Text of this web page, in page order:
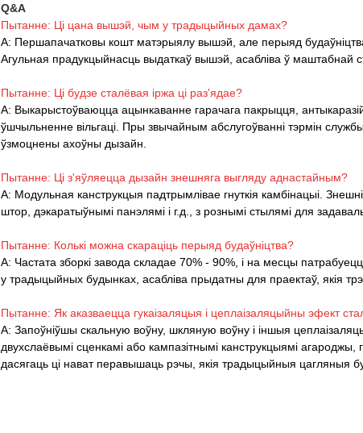
Q&A
Пытанне: Ці цана вышэй, чым у традыцыйных дамах?
A: Першапачатковы кошт матэрыялу вышэй, але перыяд
Агульная прадукцыйнасць выдаткаў вышэй, асабліва ў маштабнай
Пытанне: Ці будзе сталёвая іржа ці раз'ядае?
A: Выкарыстоўваюцца ацынкаванне гарачага пакрыцця,
ўшчыльненне вільгаці. Пры звычайным абслугоўванні тэрмін
ўзмоцнены ахоўны дызайн.
Пытанне: Ці з'яўляецца дызайн знешняга выгляду аднастайным?
A: Модульная канструкцыя падтрымлівае гнуткія камбінацыі.
штор, дэкаратыўнымі панэлямі і г.д., з рознымі стылямі для
Пытанне: Колькі можна скараціць перыяд будаўніцтва?
A: Частата зборкі завода складае 70% - 90%, і на месцы
у традыцыйных будынках, асабліва прыдатны для праектаў, якія
Пытанне: Як аказваецца гукаізаляцыя і цеплаізаляцыйны эфект
A: Запоўніўшы скальную воўну, шкляную воўну і іншыя
двухслаёвымі сценкамі або кампазітнымі канструкцыямі
дасягаць ці нават перавышаць рэчы, якія традыцыйныя цагляныя